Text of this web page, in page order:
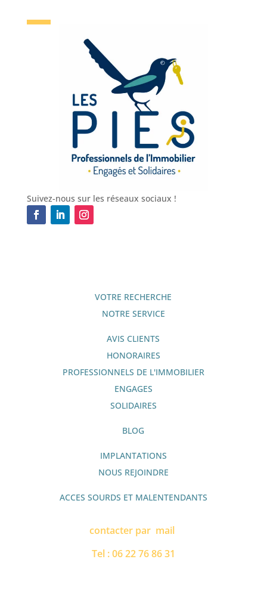
Suivez-nous sur les réseaux sociaux !
VOTRE RECHERCHE
NOTRE SERVICE
AVIS CLIENTS
HONORAIRES
PROFESSIONNELS DE L'IMMOBILIER
ENGAGES
SOLIDAIRES
BLOG
IMPLANTATIONS
NOUS REJOINDRE
ACCES SOURDS ET MALENTENDANTS
contacter par mail
Tel : 06 22 76 86 31